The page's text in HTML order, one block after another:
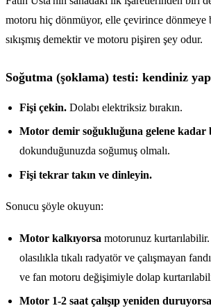
motoru hiç dönmüyor, elle çevirince dönmeye
sıkışmış demektir ve motoru pişiren şey odur.
Soğutma (şoklama) testi: kendiniz
Fişi çekin. Dolabı elektriksiz bırakın.
Motor demir soğukluğuna gelene kadar
dokunduğunuzda soğumuş olmalı.
Fişi tekrar takın ve dinleyin.
Sonucu şöyle okuyun:
Motor kalkıyorsa motorunuz
olasılıkla tıkalı radyatör ve çalışmayan
ve fan motoru değişimiyle dolap
Motor 1-2 saat çalışıp yeniden duruyorsa